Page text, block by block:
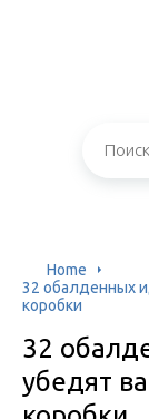
Home
32 обалденных
коробки
32
убедят